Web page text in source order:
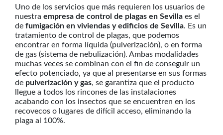
Uno de los servicios que más requieren los usuarios de
nuestra empresa de control de plagas en Sevilla es el
de fumigación en viviendas y edificios de Sevilla. Es un
tratamiento de control de plagas, que podemos
encontrar en forma líquida (pulverización), o en forma
de gas (sistema de nebulización). Ambas modalidades
muchas veces se combinan con el fin de conseguir un
efecto potenciado, ya que al presentarse en sus formas
de pulverización y gas, se garantiza que el producto
llegue a todos los rincones de las instalaciones
acabando con los insectos que se encuentren en los
recovecos o lugares de difícil acceso, eliminando la
plaga al 100%.